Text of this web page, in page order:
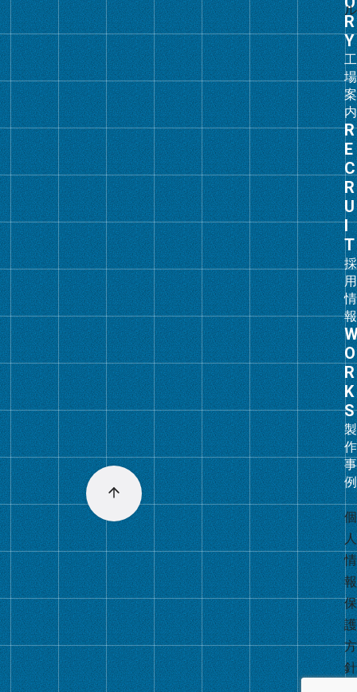
工
場
案
内
リ
ン
ク
採
用
情
報
グ
ル
ー
プ
リ
ン
ク
製
作
事
例
グ
ル
ー
プ
リ
ン
ク
ル
個
人
情
報
保
護
方
針